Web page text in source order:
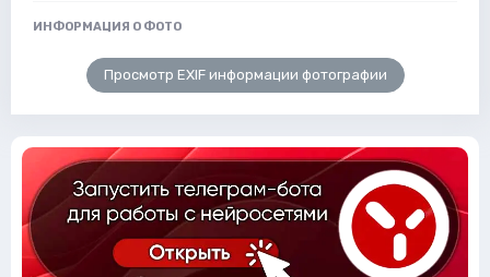
ИНФОРМАЦИЯ О ФОТО
Просмотр EXIF информации фотографии